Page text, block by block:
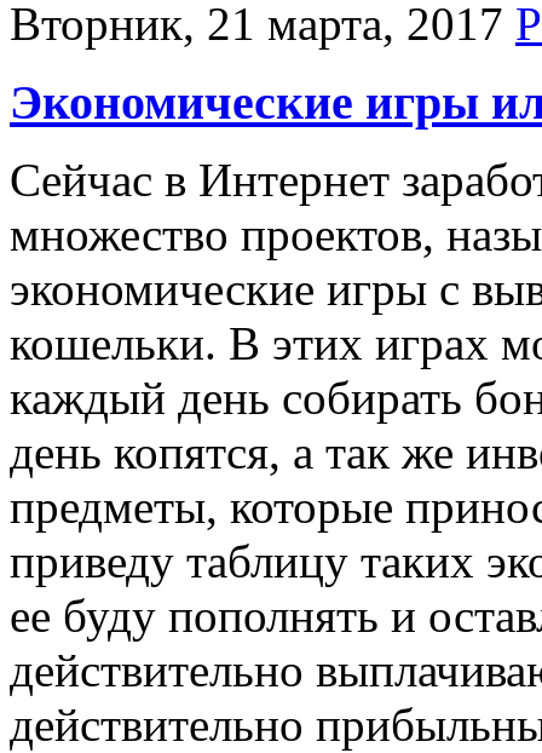
Вторник, 21 марта, 2017
Экономические игры
Сейчас в Интернет
множество проектов,
экономические игры с
кошельки. В этих играх
каждый день собирать
день копятся, а так же
предметы, которые
приведу таблицу таких
ее буду пополнять и
действительно
действительно